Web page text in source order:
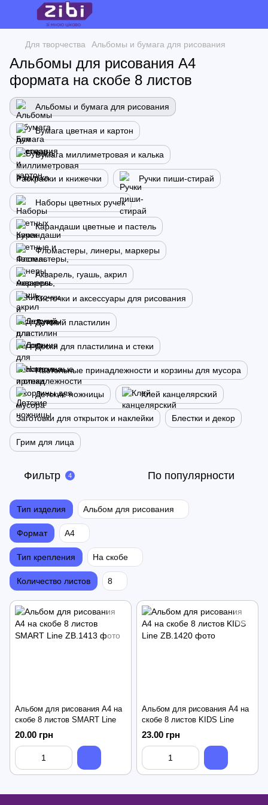
Для творчества Альбомы и бумага для рисования
Альбомы для рисования А4
формата на скобе 8 листов
Альбомы и бумага для рисования
Бумага цветная и картон
Бумага миллиметровая и калька
Раскраски и книжечки Ручки пиши-стирай
Наборы цветных ручек
Карандаши цветные и пастель
Фломастеры, линеры, маркеры
Акварель, гуашь, акрил
Кисточки и аксессуары для рисования
Детский пластилин
Доски для пластилина и стеки
Настольные принадлежности и корзины для мусора
Детские ножницы Клей канцелярский
Заготовки для открыток и наклейки Блестки и декор
Грим для лица
Фильтр 4 По популярности
Тип изделия Альбом для рисования
Формат А4
Тип крепления На скобе
Количество листов 8
Альбом для рисования А4 на
скобе 8 листов SMART Line
20.00 грн
Альбом для рисования А4 на
скобе 8 листов KIDS Line
23.00 грн